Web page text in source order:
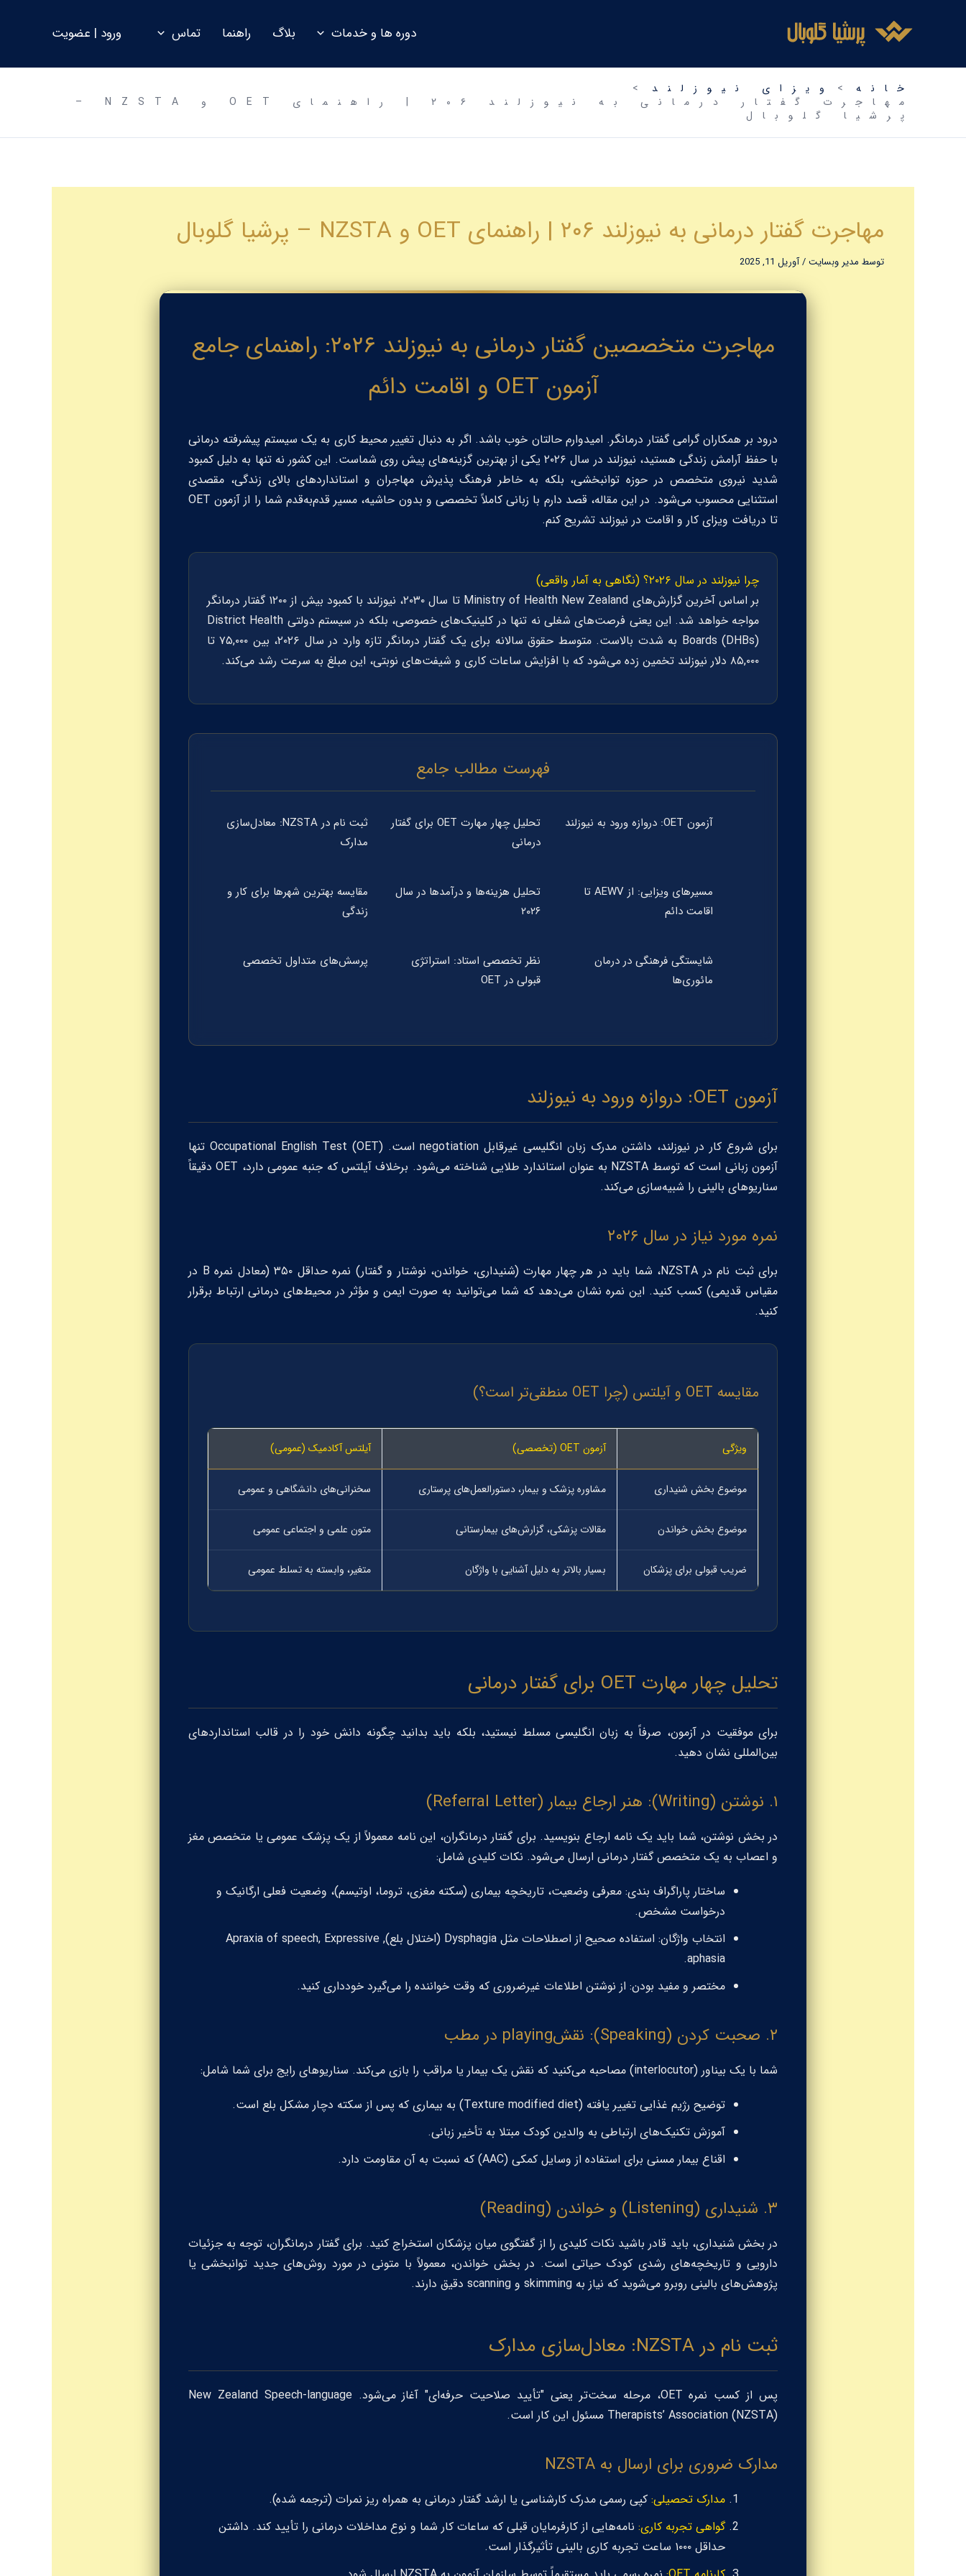
دوره ها و خدمات بلاگ راهنما تماس ورود | عضویت
خانه
ویزای نیوزلند
مهاجرت گفتار درمانی به نیوزلند ۲۰۶ | راهنمای OET و NZSTA –
پرشیا گلوبال
مهاجرت گفتار درمانی به نیوزلند ۲۰۶ | راهنمای OET و NZSTA – پرشیا گلوبال
توسط مدیر وبسایت/آوریل 11, 2025
مهاجرت متخصصین گفتار درمانی به نیوزلند ۲۰۲۶: راهنمای جامع
آزمون OET و اقامت دائم
درود بر همکاران گرامی گفتار درمانگر. امیدوارم حالتان خوب باشد. اگر به دنبال تغییر محیط کاری به یک سیستم پیشرفته درمانی
با حفظ آرامش زندگی هستید، نیوزلند در سال ۲۰۲۶ یکی از بهترین گزینه‌های پیش روی شماست. این کشور نه تنها به دلیل کمبود
شدید نیروی متخصص در حوزه توانبخشی، بلکه به خاطر فرهنگ پذیرش مهاجران و استانداردهای بالای زندگی، مقصدی
استثنایی محسوب می‌شود. در این مقاله، قصد دارم با زبانی کاملاً تخصصی و بدون حاشیه، مسیر قدم‌به‌قدم شما را از آزمون OET
تا دریافت ویزای کار و اقامت در نیوزلند تشریح کنم.
چرا نیوزلند در سال ۲۰۲۶؟ (نگاهی به آمار واقعی)
بر اساس آخرین گزارش‌های Ministry of Health New Zealand
تا سال ۲۰۳۰، نیوزلند با کمبود بیش از ۱۲۰۰ گفتار درمانگر
مواجه خواهد شد. این یعنی فرصت‌های شغلی نه تنها در کلینیک‌های خصوصی، بلکه در سیستم دولتی District Health
Boards (DHBs)
به شدت بالاست. متوسط حقوق سالانه برای یک گفتار درمانگر تازه وارد در سال ۲۰۲۶، بین ۷۵,۰۰۰ تا
۸۵,۰۰۰ دلار نیوزلند تخمین زده می‌شود که با افزایش ساعات کاری و شیفت‌های نوبتی، این مبلغ به سرعت رشد می‌کند.
فهرست مطالب جامع
آزمون OET: دروازه ورود به نیوزلند
تحلیل چهار مهارت OET برای گفتار
درمانی
ثبت نام در NZSTA: معادل‌سازی
مدارک
مسیرهای ویزایی: از AEWV تا
اقامت دائم
تحلیل هزینه‌ها و درآمدها در سال
۲۰۲۶
مقایسه بهترین شهرها برای کار و
زندگی
شایستگی فرهنگی در درمان
مائوری‌ها
نظر تخصصی استاد: استراتژی
قبولی در OET
پرسش‌های متداول تخصصی
آزمون OET: دروازه ورود به نیوزلند
برای شروع کار در نیوزلند، داشتن مدرک زبان انگلیسی غیرقابل negotiation است. Occupational English Test (OET) تنها
آزمون زبانی است که توسط NZSTA
به عنوان استاندارد طلایی شناخته می‌شود. برخلاف آیلتس که جنبه عمومی دارد، OET دقیقاً
سناریوهای بالینی را شبیه‌سازی می‌کند.
نمره مورد نیاز در سال ۲۰۲۶
برای ثبت نام در NZSTA، شما باید در هر چهار مهارت (شنیداری، خواندن، نوشتار و گفتار) نمره حداقل ۳۵۰ (معادل نمره B در
مقیاس قدیمی) کسب کنید. این نمره نشان می‌دهد که شما می‌توانید به صورت ایمن و مؤثر در محیط‌های درمانی ارتباط برقرار
کنید.
مقایسه OET و آیلتس (چرا OET منطقی‌تر است؟)
ویژگی آزمون OET (تخصصی) آیلتس آکادمیک (عمومی)
موضوع بخش شنیداری مشاوره پزشک و بیمار، دستورالعمل‌های پرستاری سخنرانی‌های دانشگاهی و عمومی
موضوع بخش خواندن مقالات پزشکی، گزارش‌های بیمارستانی متون علمی و اجتماعی عمومی
ضریب قبولی برای پزشکان بسیار بالاتر به دلیل آشنایی با واژگان متغیر، وابسته به تسلط عمومی
تحلیل چهار مهارت OET برای گفتار درمانی
برای موفقیت در آزمون، صرفاً به زبان انگلیسی مسلط نیستید، بلکه باید بدانید چگونه دانش خود را در قالب استانداردهای
بین‌المللی نشان دهید.
۱. نوشتن (Writing): هنر ارجاع بیمار (Referral Letter)
در بخش نوشتن، شما باید یک نامه ارجاع بنویسید. برای گفتار درمانگران، این نامه معمولاً از یک پزشک عمومی یا متخصص مغز
و اعصاب به یک متخصص گفتار درمانی ارسال می‌شود. نکات کلیدی شامل:
ساختار پاراگراف بندی: معرفی وضعیت، تاریخچه بیماری (سکته مغزی، تروما، اوتیسم)، وضعیت فعلی ارگانیک و
درخواست مشخص.
انتخاب واژگان: استفاده صحیح از اصطلاحات مثل Dysphagia (اختلال بلع), Apraxia of speech, Expressive
aphasia
.
مختصر و مفید بودن: از نوشتن اطلاعات غیرضروری که وقت خواننده را می‌گیرد خودداری کنید.
۲. صحبت کردن (Speaking): نقش‌playing در مطب
شما با یک بیناور (interlocutor) مصاحبه می‌کنید که نقش یک بیمار یا مراقب را بازی می‌کند. سناریوهای رایج برای شما شامل:
توضیح رژیم غذایی تغییر یافته (Texture modified diet) به بیماری که پس از سکته دچار مشکل بلع است.
آموزش تکنیک‌های ارتباطی به والدین کودک مبتلا به تأخیر زبانی.
اقناع بیمار مسنی برای استفاده از وسایل کمکی (AAC) که نسبت به آن مقاومت دارد.
۳. شنیداری (Listening) و خواندن (Reading)
در بخش شنیداری، باید قادر باشید نکات کلیدی را از گفتگوی میان پزشکان استخراج کنید. برای گفتار درمانگران، توجه به جزئیات
دارویی و تاریخچه‌های رشدی کودک حیاتی است. در بخش خواندن، معمولاً با متونی در مورد روش‌های جدید توانبخشی یا
پژوهش‌های بالینی روبرو می‌شوید که نیاز به skimming و scanning دقیق دارند.
ثبت نام در NZSTA: معادل‌سازی مدارک
پس از کسب نمره OET، مرحله سخت‌تر یعنی "تأیید صلاحیت حرفه‌ای" آغاز می‌شود.
New Zealand Speech-language
Therapists’ Association (NZSTA) مسئول این کار است.
مدارک ضروری برای ارسال به NZSTA
مدارک تحصیلی: کپی رسمی مدرک کارشناسی یا ارشد گفتار درمانی به همراه ریز نمرات (ترجمه شده).
گواهی تجربه کاری: نامه‌هایی از کارفرمایان قبلی که ساعات کار شما و نوع مداخلات درمانی را تأیید کند. داشتن
حداقل ۱۰۰۰ ساعت تجربه کاری بالینی تأثیرگذار است.